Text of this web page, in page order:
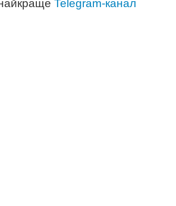
Telegram-канал